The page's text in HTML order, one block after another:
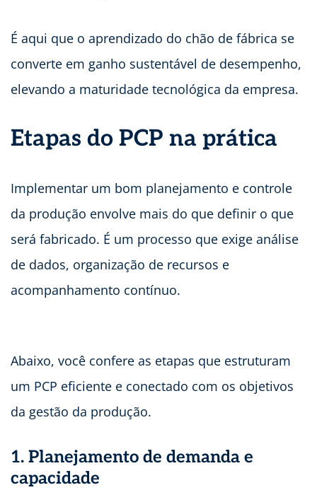
É aqui que o aprendizado do chão de fábrica se
converte em ganho sustentável de desempenho,
elevando a maturidade tecnológica da empresa.
Etapas do PCP na prática
Implementar um bom planejamento e controle
da produção envolve mais do que definir o que
será fabricado. É um processo que exige análise
de dados, organização de recursos e
acompanhamento contínuo.
Abaixo, você confere as etapas que estruturam
um PCP eficiente e conectado com os objetivos
da gestão da produção.
1. Planejamento de demanda e
capacidade